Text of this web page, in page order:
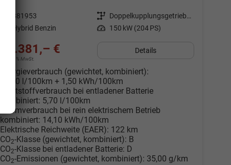
881953 Getriebe
Doppelkupplungsgetriebe (DSG)
Hybrid Benzin Leistung 150 kW (204 PS)
41.381,– €
incl. 19% MwSt.
Details
Energieverbrauch (gewichtet, kombiniert):
14,10 l/100km + 1,50 kWh/100km
Kraftstoffverbrauch bei entladener Batterie
kombiniert: 5,70 l/100km
Stromverbrauch bei rein elektrischem Betrieb
kombiniert: 14,10 kWh/100km
Elektrische Reichweite (EAER): 122 km
CO2-Klasse (gewichtet, kombiniert): B
CO2-Klasse bei entladener Batterie: D
CO2-Emissionen (gewichtet, kombiniert): 35,00 g/km